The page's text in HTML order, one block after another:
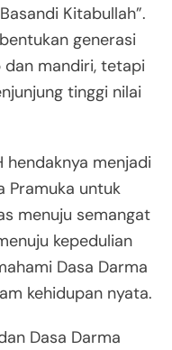
Kitabullah”.
generasi
mandiri, tetapi
tinggi nilai
hendaknya menjadi
Pramuka untuk
menuju semangat
kepedulian
Dasa Darma
kehidupan nyata.
Dasa Darma